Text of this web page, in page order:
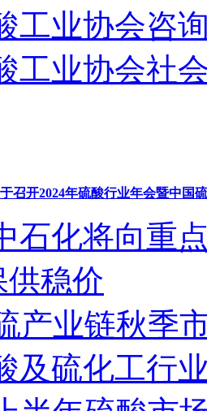
工业协会咨
工业协会社
召开2024年硫酸行业年会暨中国
石化将向重
稳价
产业链秋季
及硫化工行